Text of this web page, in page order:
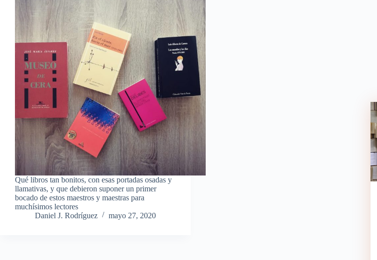
Qué libros tan bonitos, con esas portadas osadas y
llamativas, y que debieron suponer un primer
bocado de estos maestros y maestras para
muchísimos lectores
Daniel J. Rodríguez
mayo 27, 2020